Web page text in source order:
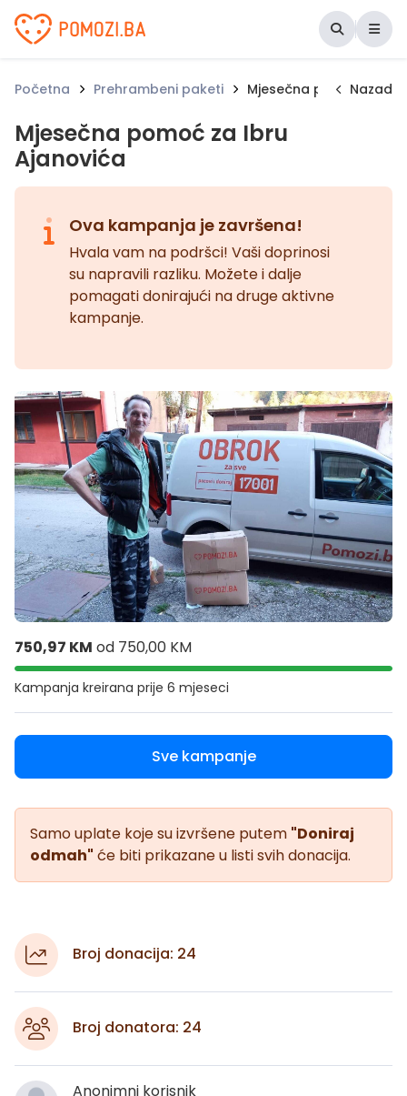
Udruženje Pomozi.ba
Početna Prehrambeni paketi Mjesečna pomoć za
Nazad
Mjesečna pomoć za Ibru
Ajanovića
Ova kampanja je završena!
Hvala vam na podršci! Vaši doprinosi
su napravili razliku. Možete i dalje
pomagati donirajući na druge aktivne
kampanje.
750,97 KM od 750,00 KM
Kampanja kreirana prije 6 mjeseci
Sve kampanje
Samo uplate koje su izvršene putem "Doniraj
odmah" će biti prikazane u listi svih donacija.
Broj donacija: 24
Broj donatora: 24
Anonimni korisnik